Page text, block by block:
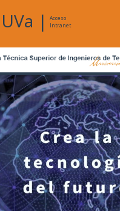
UVa |
Acceso
Intranet